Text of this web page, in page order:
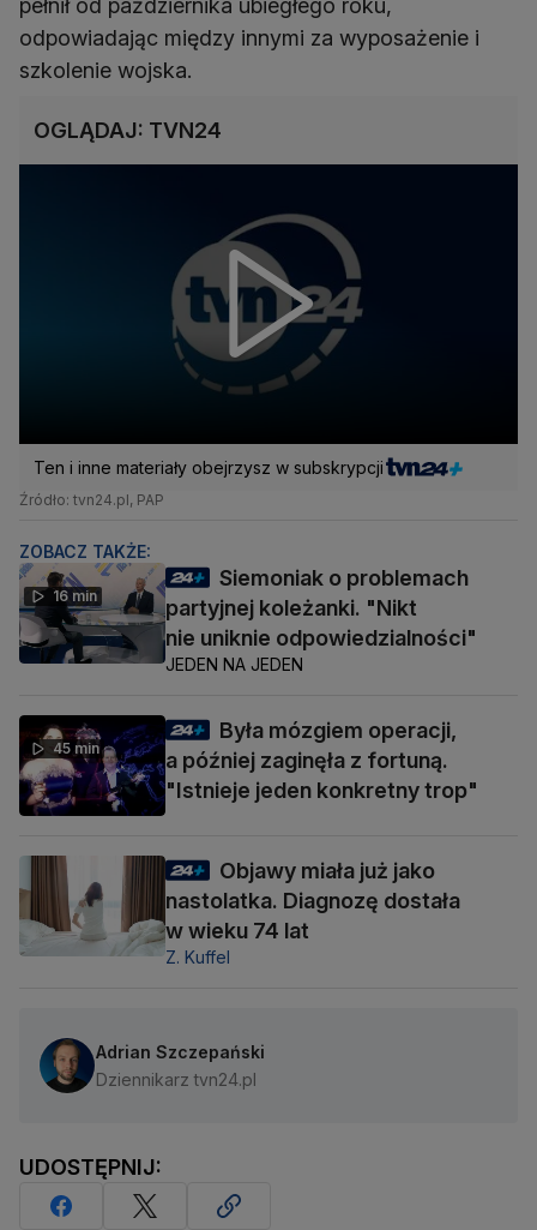
odpowiadając między innymi za wyposażenie i
szkolenie wojska.
OGLĄDAJ: TVN24
Ten i inne materiały obejrzysz w subskrypcji
Źródło: tvn24.pl, PAP
ZOBACZ TAKŻE:
16 min
Siemoniak o problemach
partyjnej koleżanki. "Nikt
nie uniknie odpowiedzialności"
JEDEN NA JEDEN
45 min
Była mózgiem operacji,
a później zaginęła z fortuną.
"Istnieje jeden konkretny trop"
Objawy miała już jako
nastolatka. Diagnozę dostała
w wieku 74 lat
Z. Kuffel
Adrian Szczepański
Dziennikarz tvn24.pl
UDOSTĘPNIJ: